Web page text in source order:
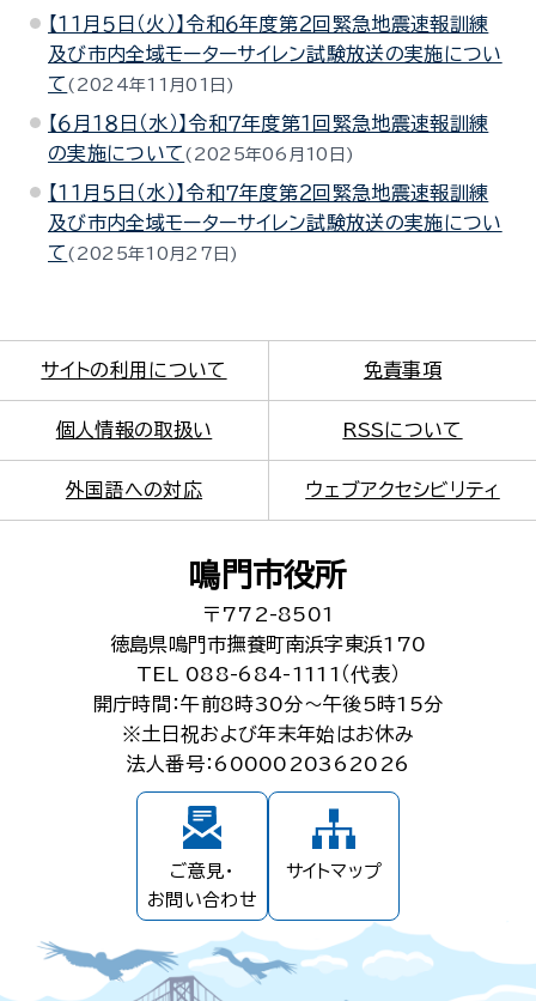
【１１月５日（火）】令和６年度第２回緊急地震速報訓練
及び市内全域モーターサイレン試験放送の実施につい
て
2024年11月01日
【６月１８日（水）】令和７年度第１回緊急地震速報訓練
の実施について
2025年06月10日
【１１月５日（水）】令和７年度第２回緊急地震速報訓練
及び市内全域モーターサイレン試験放送の実施につい
て
2025年10月27日
サイトの利用について 免責事項
個人情報の取扱い RSSについて
外国語への対応 ウェブアクセシビリティ
鳴門市役所
〒772-8501
徳島県鳴門市撫養町南浜字東浜170
TEL 088-684-1111（代表）
開庁時間：午前8時30分～午後5時15分
※土日祝および年末年始はお休み
法人番号：6000020362026
ご意見・
お問い合わせ
サイトマップ